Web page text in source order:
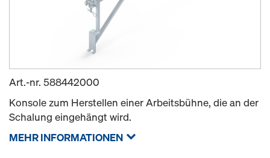
Art.-nr. 588442000
Konsole zum Herstellen einer Arbeitsbühne, die an der
Schalung eingehängt wird.
MEHR INFORMATIONEN